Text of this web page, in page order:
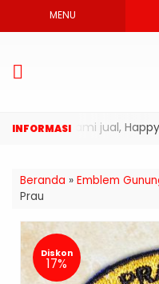
MENU
yang kami jual, Happy
Beranda » Emblem
Prau
Diskon
17%